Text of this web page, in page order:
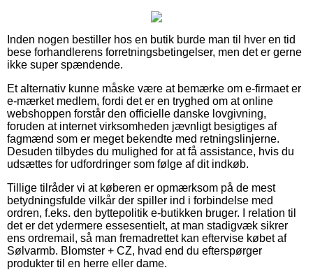
Inden nogen bestiller hos en butik burde man til hver en tid
bese forhandlerens forretningsbetingelser, men det er gerne
ikke super spændende.
Et alternativ kunne måske være at bemærke om e-firmaet er
e-mærket medlem, fordi det er en tryghed om at online
webshoppen forstår den officielle danske lovgivning,
foruden at internet virksomheden jævnligt besigtiges af
fagmænd som er meget bekendte med retningslinjerne.
Desuden tilbydes du mulighed for at få assistance, hvis du
udsættes for udfordringer som følge af dit indkøb.
Tillige tilråder vi at køberen er opmærksom på de mest
betydningsfulde vilkår der spiller ind i forbindelse med
ordren, f.eks. den byttepolitik e-butikken bruger. I relation til
det er det ydermere essesentielt, at man stadigvæk sikrer
ens ordremail, så man fremadrettet kan eftervise købet af
Sølvarmb. Blomster + CZ, hvad end du efterspørger
produkter til en herre eller dame.